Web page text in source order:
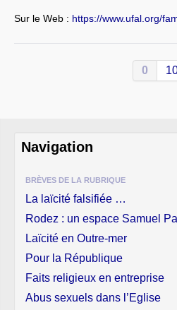
Sur le Web : https://www.ufal.org/
0
Navigation
BRÈVES DE LA RUBRIQUE
La laïcité falsifiée …
Rodez : un espace Samuel
Laïcité en Outre-mer
Pour la République
Faits religieux en entreprise
Abus sexuels dans l’Eglise